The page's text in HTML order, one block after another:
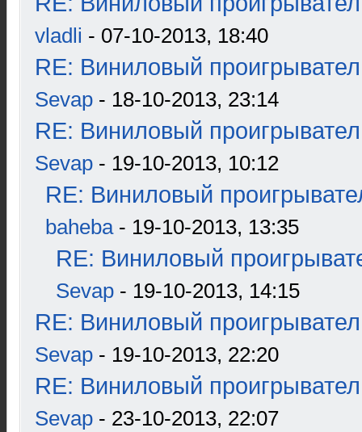
vladli - 07-10-2013, 18:40
RE: Виниловый
Sevap - 18-10-2013, 23:14
RE: Виниловый
Sevap - 19-10-2013, 10:12
RE: Виниловый
baheba- 19-10-2013, 13:35
RE: Виниловый
Sevap - 19-10-2013, 14:15
RE: Виниловый
Sevap - 19-10-2013, 22:20
RE: Виниловый
Sevap - 23-10-2013, 22:07